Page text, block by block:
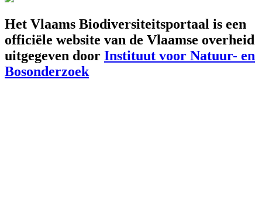
Het Vlaams Biodiversiteitsportaal is een
officiële website van de Vlaamse overheid
uitgegeven door Instituut voor Natuur- en
Bosonderzoek